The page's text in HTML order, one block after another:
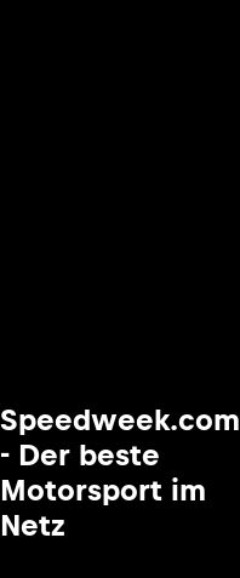
Speedweek.com
- Der beste
Motorsport im
Netz